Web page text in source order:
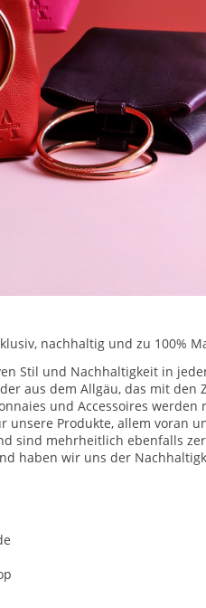
nachhaltig und zu 100%
Stil und Nachhaltigkeit in
aus dem Allgäu, das mit den
und Accessoires
Produkte, allem voran
sind mehrheitlich ebenfalls
haben wir uns der